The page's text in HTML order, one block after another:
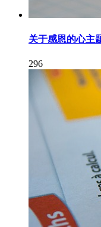
关于感恩的心主
296